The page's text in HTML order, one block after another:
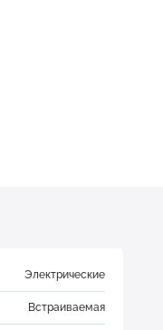
Электрические
Встраиваемая